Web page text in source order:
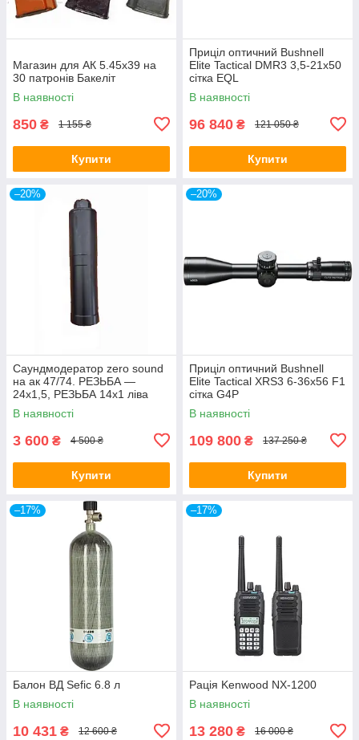
Магазин для АК 5.45х39 на
30 патронів Бакеліт
В наявності
850 ₴ 1 155 ₴
Купити
Приціл оптичний Bushnell
Elite Tactical DMR3 3,5-21x50
сітка EQL
В наявності
96 840 ₴ 121 050 ₴
Купити
–20%
Саундмодератор zero sound
на ак 47/74. РЕЗЬБА —
24х1,5, РЕЗЬБА 14х1 ліва
В наявності
3 600 ₴ 4 500 ₴
Купити
–20%
Приціл оптичний Bushnell
Elite Tactical XRS3 6-36x56 F1
сітка G4P
В наявності
109 800 ₴ 137 250 ₴
Купити
–17%
Балон ВД Sefic 6.8 л
В наявності
10 431 ₴ 12 600 ₴
–17%
Рація Kenwood NX-1200
В наявності
13 280 ₴ 16 000 ₴